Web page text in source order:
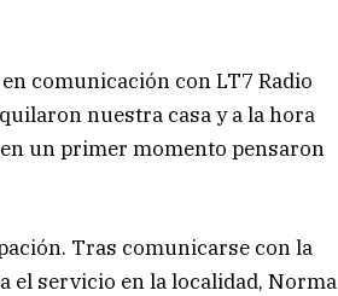
comunicación con LT7 Radio
nuestra casa y a la hora
un primer momento pensaron
Tras comunicarse con la
el servicio en la localidad, Norma